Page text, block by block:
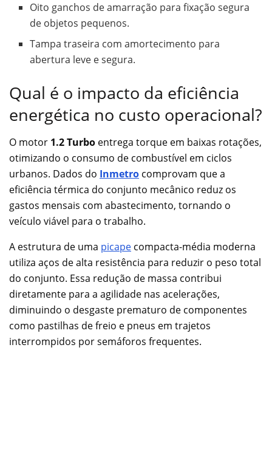
Oito ganchos de amarração para fixação segura
de objetos pequenos.
Tampa traseira com amortecimento para
abertura leve e segura.
Qual é o impacto da eficiência
energética no custo operacional?
O motor 1.2 Turbo entrega torque em baixas rotações,
otimizando o consumo de combustível em ciclos
urbanos. Dados do Inmetro comprovam que a
eficiência térmica do conjunto mecânico reduz os
gastos mensais com abastecimento, tornando o
veículo viável para o trabalho.
A estrutura de uma picape compacta-média moderna
utiliza aços de alta resistência para reduzir o peso total
do conjunto. Essa redução de massa contribui
diretamente para a agilidade nas acelerações,
diminuindo o desgaste prematuro de componentes
como pastilhas de freio e pneus em trajetos
interrompidos por semáforos frequentes.